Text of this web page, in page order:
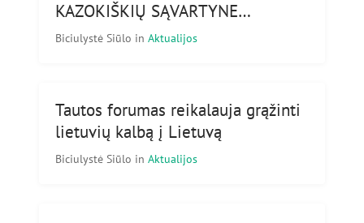
KAZOKIŠKIŲ SĄVARTYNE…
Biciulystė Siūlo in Aktualijos
Tautos forumas reikalauja grąžinti
lietuvių kalbą į Lietuvą
Biciulystė Siūlo in Aktualijos